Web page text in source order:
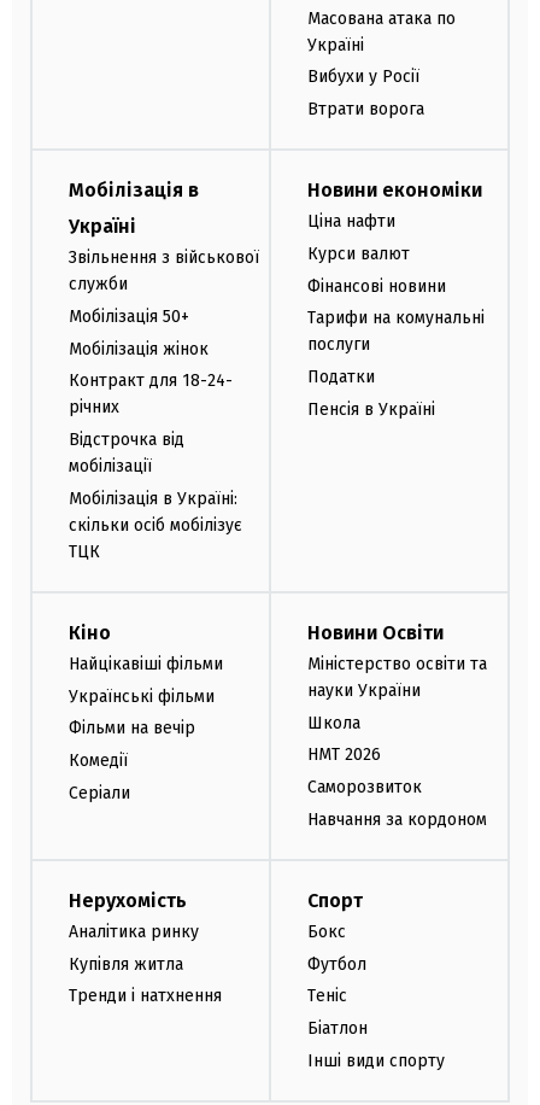
Масована атака по
Україні
Вибухи у Росії
Втрати ворога
Мобілізація в
Україні
Звільнення з військової
служби
Мобілізація 50+
Мобілізація жінок
Контракт для 18-24-
річних
Відстрочка від
мобілізації
Мобілізація в Україні:
скільки осіб мобілізує
ТЦК
Новини економіки
Ціна нафти
Курси валют
Фінансові новини
Тарифи на комунальні
послуги
Податки
Пенсія в Україні
Кіно
Найцікавіші фільми
Українські фільми
Фільми на вечір
Комедії
Серіали
Новини Освіти
Міністерство освіти та
науки України
Школа
НМТ 2026
Саморозвиток
Навчання за кордоном
Нерухомість
Аналітика ринку
Купівля житла
Тренди і натхнення
Спорт
Бокс
Футбол
Теніс
Біатлон
Інші види спорту